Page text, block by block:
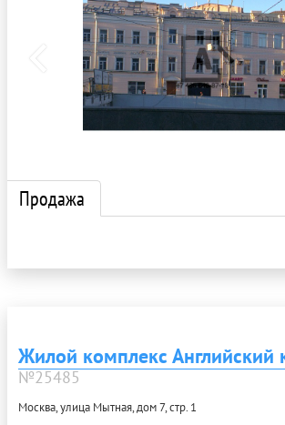
Продажа
Жилой комплекс Английский
№25485
Москва, улица Мытная, дом 7, стр. 1